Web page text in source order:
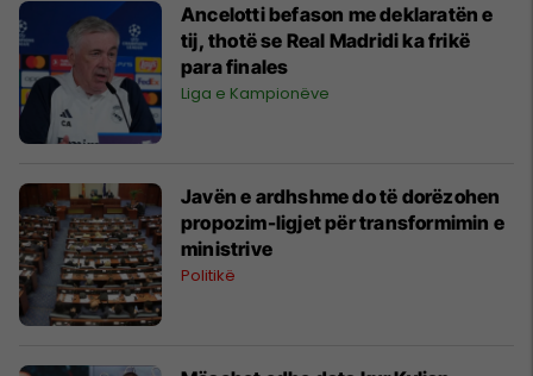
Ancelotti befason me deklaratën e
tij, thotë se Real Madridi ka frikë
para finales
Liga e Kampionëve
Javën e ardhshme do të dorëzohen
propozim-ligjet për transformimin e
ministrive
Politikë